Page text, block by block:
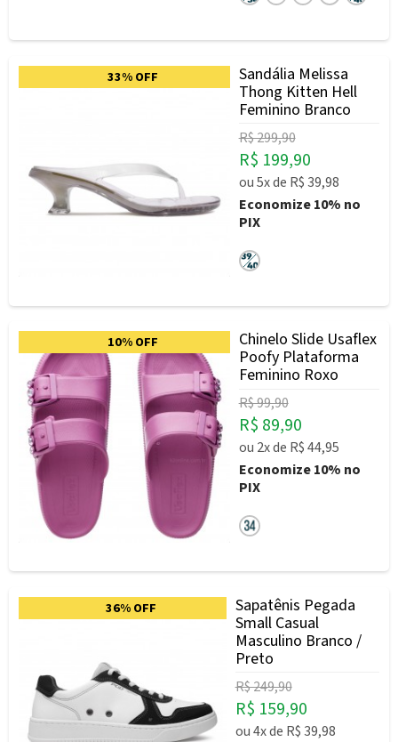
33% OFF
Sandália Melissa
Thong Kitten Hell
Feminino Branco
R$ 299,90
R$ 199,90
ou5xde R$ 39,98
Economize10% no
PIX
10% OFF
Chinelo Slide Usaflex
Poofy Plataforma
Feminino Roxo
R$ 99,90
R$ 89,90
ou 2xde R$ 44,95
Economize10% no
PIX
36% OFF
Sapatênis Pegada
Small Casual
Masculino Branco /
Preto
R$ 249,90
R$ 159,90
ou4xde R$ 39,98